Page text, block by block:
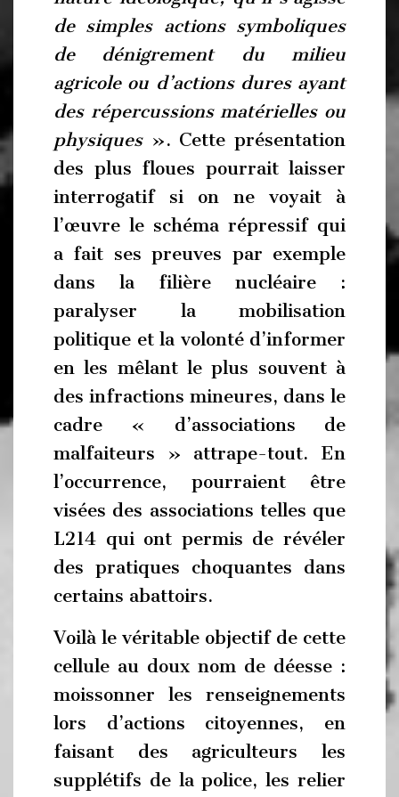
de simples actions symboliques
de dénigrement du milieu
agricole ou d’actions dures ayant
des répercussions matérielles ou
physiques». Cette présentation
des plus floues pourrait laisser
interrogatif si on ne voyait à
l’œuvre le schéma répressif qui
a fait ses preuves par exemple
dans la filière nucléaire :
paralyser la mobilisation
politique et la volonté d’informer
en les mêlant le plus souvent à
des infractions mineures, dans le
cadre « d’associations de
malfaiteurs » attrape-tout. En
l’occurrence, pourraient être
visées des associations telles que
L214 qui ont permis de révéler
des pratiques choquantes dans
certains abattoirs.
Voilà le véritable objectif de cette
cellule au doux nom de déesse :
moissonner les renseignements
lors d’actions citoyennes, en
faisant des agriculteurs les
supplétifs de la police, les relier